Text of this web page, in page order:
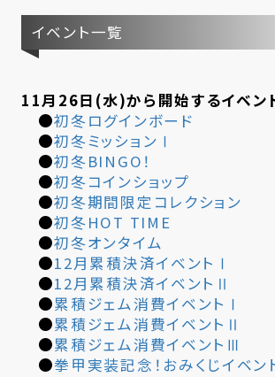
イベント一覧
11月26日(水)から開始するイベン
●初冬ログインボード
●初冬ミッションⅠ
●初冬BINGO！
●初冬コインショップ
●初冬期間限定コレクション
●初冬HOT TIME
●初冬オンタイム
●12月累積決済イベントⅠ
●12月累積決済イベントⅡ
●累積ジェム消費イベントⅠ
●累積ジェム消費イベントⅡ
●累積ジェム消費イベントⅢ
●拳甲実装記念！おみくじイベン